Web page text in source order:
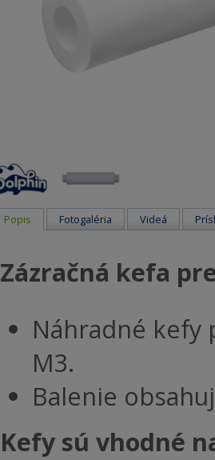
Popis Fotogaléria Videá
Zázračná kefa
Náhradné kefy
M3.
Balenie
Kefy sú vhodné